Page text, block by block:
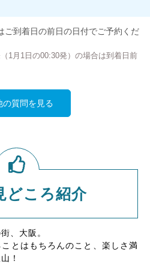
ご到着日の前日の日付でご予約くだ
1月1日の00:30発）の場合は到着日前
の質問を見る
どころ紹介
、大阪。
とはもちろんのこと、楽しさ満
！